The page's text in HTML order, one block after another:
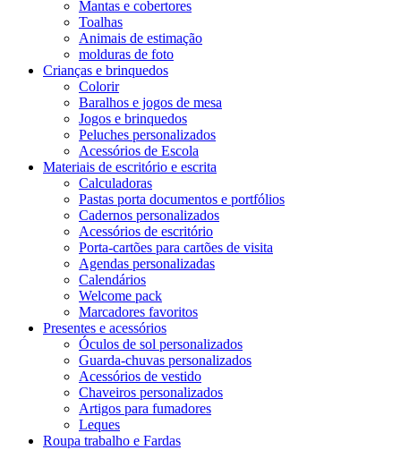
Mantas e cobertores
Toalhas
Animais de estimação
molduras de foto
Crianças e brinquedos
Colorir
Baralhos e jogos de mesa
Jogos e brinquedos
Peluches personalizados
Acessórios de Escola
Materiais de escritório e escrita
Calculadoras
Pastas porta documentos e portfólios
Cadernos personalizados
Acessórios de escritório
Porta-cartões para cartões de visita
Agendas personalizadas
Calendários
Welcome pack
Marcadores favoritos
Presentes e acessórios
Óculos de sol personalizados
Guarda-chuvas personalizados
Acessórios de vestido
Chaveiros personalizados
Artigos para fumadores
Leques
Roupa trabalho e Fardas